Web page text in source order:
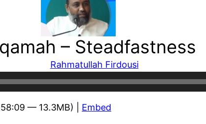
– Steadfastness
Rahmatullah Firdousi
— 13.3MB) | Embed